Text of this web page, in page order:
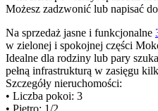
Możesz zadzwonić lub napisać
Na sprzedaż jasne i funkcjonalne
w zielonej i spokojnej części
Idealne dla rodziny lub pary
pełną infrastrukturą w zasięgu
Szczegóły nieruchomości:
• Liczba pokoi: 3
• Piętro: 1/2